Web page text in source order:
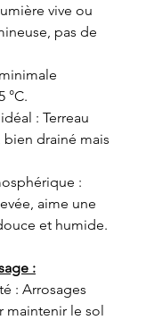
vive ou
pas de
°C.
: Terreau
bien drainé mais
:
aime une
et humide.
:
: Arrosages
maintenir le sol